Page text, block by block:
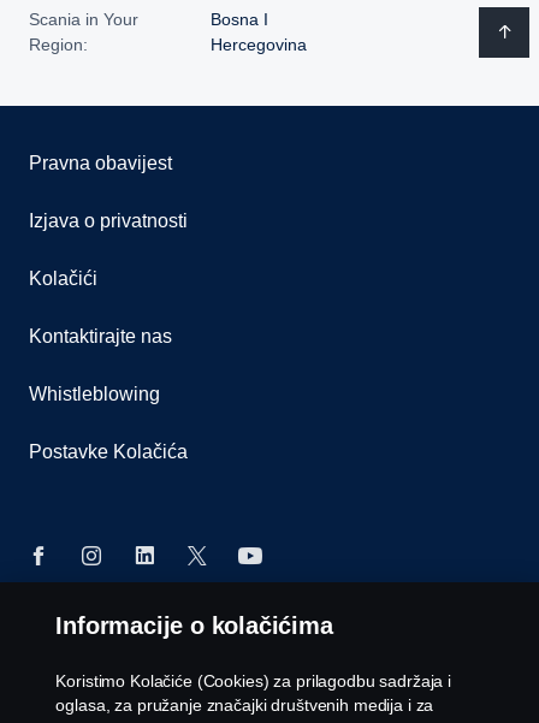
Scania in Your
Region:
Bosna I
Hercegovina
Pravna obavijest
Izjava o privatnosti
Kolačići
Kontaktirajte nas
Whistleblowing
Postavke Kolačića
Scania BH d.o.o., Rakovička cesta 180A, 71 215
Blažuj - Sarajevo, Tel: +387 33 776 330
Informacije o kolačićima
Koristimo Kolačiće (Cookies) za prilagodbu sadržaja i
oglasa, za pružanje značajki društvenih medija i za